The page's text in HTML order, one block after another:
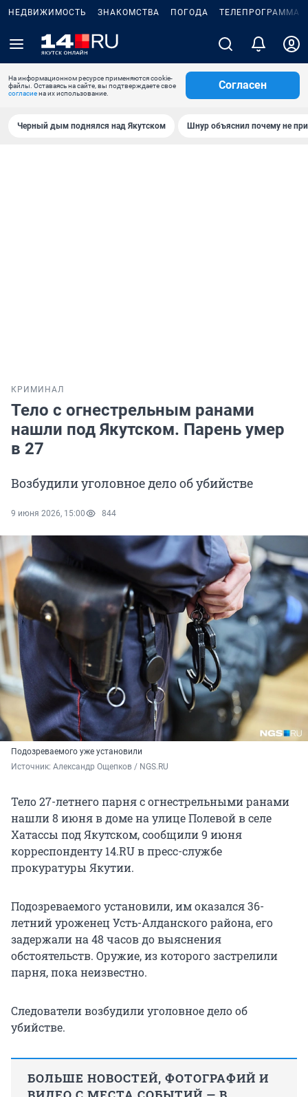
НЕДВИЖИМОСТЬ ЗНАКОМСТВА ПОГОДА ТЕЛЕПРОГРАММА
На информационном ресурсе применяются cookie-
файлы. Оставаясь на сайте, вы подтверждаете свое
согласиена их использование.
Согласен
Черный дым поднялся над Якутском Шнур объяснил почему не
КРИМИНАЛ
Тело с огнестрельным ранами
нашли под Якутском. Парень умер
в 27
Возбудили уголовное дело об убийстве
9 июня 2026, 15:00 844
Подозреваемого уже установили
Источник: Александр Ощепков / NGS.RU
Тело 27-летнего парня с огнестрельными ранами
нашли 8 июня в доме на улице Полевой в селе
Хатассы под Якутском, сообщили 9 июня
корреспонденту 14.RU в пресс-службе
прокуратуры Якутии.
Подозреваемого установили, им оказался 36-
летний уроженец Усть-Алданского района, его
задержали на 48 часов до выяснения
обстоятельств. Оружие, из которого застрелили
парня, пока неизвестно.
Следователи возбудили уголовное дело об
убийстве.
БОЛЬШЕ НОВОСТЕЙ, ФОТОГРАФИЙ И